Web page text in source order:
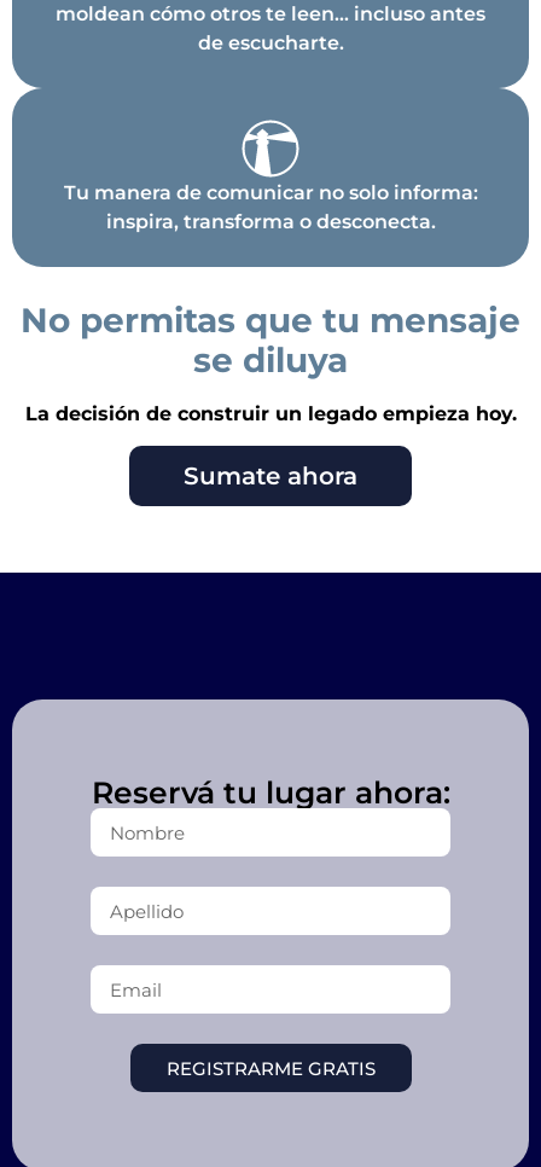
moldean cómo otros te leen... incluso antes
de escucharte.
Tu manera de comunicar no solo informa:
inspira, transforma o desconecta.
No permitas que tu mensaje
se diluya
La decisión de construir un legado empieza hoy.
Sumate ahora
Reservá tu lugar ahora:
REGISTRARME GRATIS